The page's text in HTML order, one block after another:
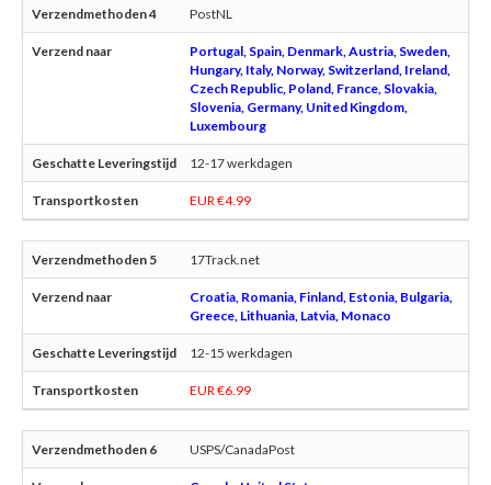
PostNL
Portugal, Spain, Denmark, Austria, Sweden,
Hungary, Italy, Norway, Switzerland, Ireland,
Czech Republic, Poland, France, Slovakia,
Slovenia, Germany, United Kingdom,
Luxembourg
12-17 werkdagen
EUR €4.99
17Track.net
Croatia, Romania, Finland, Estonia, Bulgaria,
Greece, Lithuania, Latvia, Monaco
12-15 werkdagen
EUR €6.99
USPS/CanadaPost